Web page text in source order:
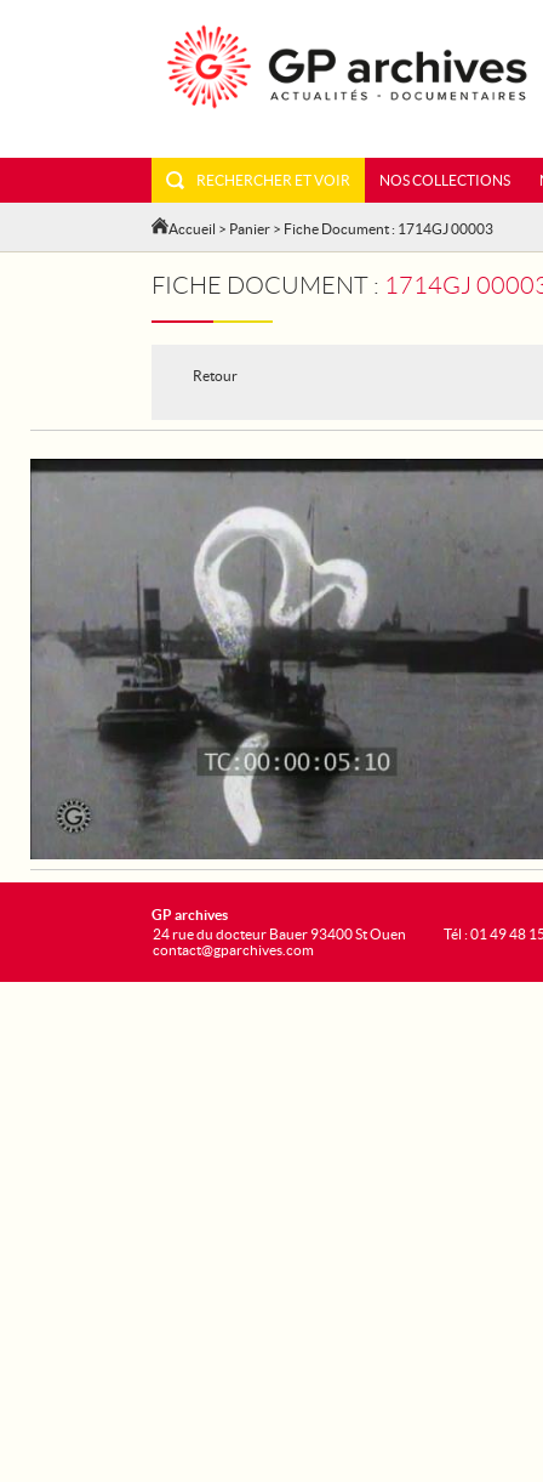
RECHERCHER ET VOIR NOS COLLECTIONS
Accueil > Panier > Fiche Document : 1714GJ 00003
FICHE DOCUMENT : 1714GJ
Retour
GP archives
24 rue du docteur Bauer 93400 St Ouen
contact@gparchives.com
Tél : 01 49 48